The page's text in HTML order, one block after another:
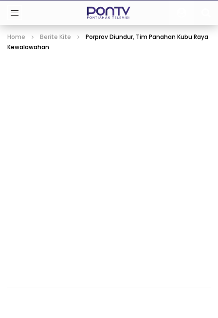
Home Berite Kite
Porprov Diundur, Tim Panahan Kubu Raya
Kewalawahan